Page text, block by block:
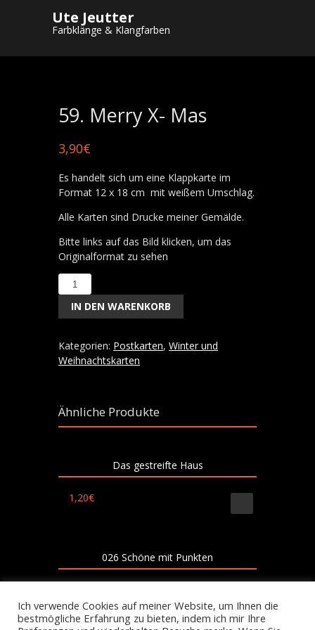
Ute Jeutter
Farbklänge & Klangfarben
Startseite/Shop
Weihnachtskarten/ 59. Merry X- Mas
59. Merry X- Mas
3,90€
Es handelt sich um eine Klappkarte im
Format 12 x 18 cm mit weißem Umschlag.
Alle Karten sind Drucke meiner Gemälde.
Bitte links auf das Bild klicken, um das
Originalformat zu sehen
Merry
X-
Menge
IN DEN WARENKORB
Kategorien: Postkarten, Winter und
Weihnachtskarten
Ähnliche Produkte
Das gestreifte Haus
1,20€
026 Schöne mit Punkten
Ich verwende Cookies auf meiner Website, um Ihnen die
bestmögliche Erfahrung zu bieten, indem ich mir Ihre